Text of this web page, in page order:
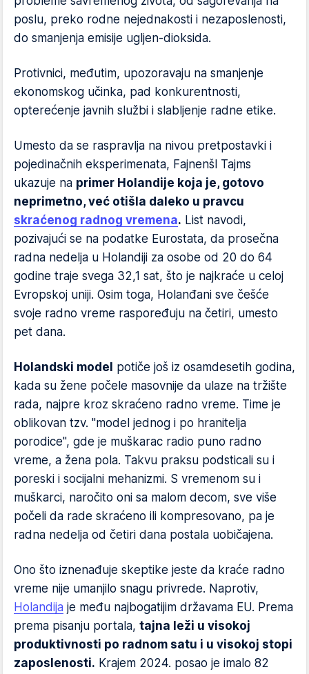
poslu, preko rodne nejednakosti i nezaposlenosti,
do smanjenja emisije ugljen-dioksida.
Protivnici, međutim, upozoravaju na smanjenje
ekonomskog učinka, pad konkurentnosti,
opterećenje javnih službi i slabljenje radne etike.
Umesto da se raspravlja na nivou pretpostavki i
pojedinačnih eksperimenata, Fajnenšl Tajms
ukazuje na primer Holandije koja je, gotovo
neprimetno, već otišla daleko u pravcu
skraćenog radnog vremena. List navodi,
pozivajući se na podatke Eurostata, da prosečna
radna nedelja u Holandiji za osobe od 20 do 64
godine traje svega 32,1 sat, što je najkraće u celoj
Evropskoj uniji. Osim toga, Holanđani sve češće
svoje radno vreme raspoređuju na četiri, umesto
pet dana.
Holandski model potiče još iz osamdesetih godina,
kada su žene počele masovnije da ulaze na tržište
rada, najpre kroz skraćeno radno vreme. Time je
oblikovan tzv. "model jednog i po hranitelja
porodice", gde je muškarac radio puno radno
vreme, a žena pola. Takvu praksu podsticali su i
poreski i socijalni mehanizmi. S vremenom su i
muškarci, naročito oni sa malom decom, sve više
počeli da rade skraćeno ili kompresovano, pa je
radna nedelja od četiri dana postala uobičajena.
Ono što iznenađuje skeptike jeste da kraće radno
vreme nije umanjilo snagu privrede. Naprotiv,
Holandija je među najbogatijim državama EU. Prema
prema pisanju portala, tajna leži u visokoj
produktivnosti po radnom satu i u visokoj stopi
zaposlenosti. Krajem 2024. posao je imalo 82